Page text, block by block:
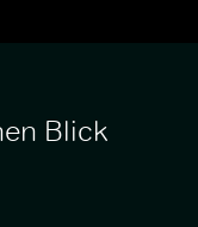
Blick